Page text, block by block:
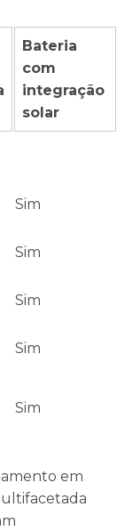
Bateria
com
integração
solar
Sim
Sim
Sim
Sim
Sim
em